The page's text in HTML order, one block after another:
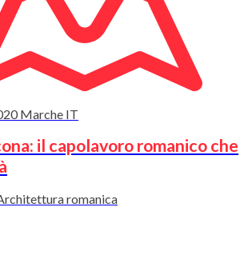
Marche IT
il capolavoro romanico che
romanica